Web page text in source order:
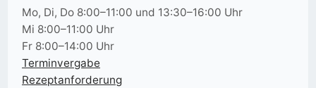
Mo, Di, Do 8:00–11:00 und 13:30–16:00 Uhr
Mi 8:00–11:00 Uhr
Fr 8:00–14:00 Uhr
Terminvergabe
Rezeptanforderung